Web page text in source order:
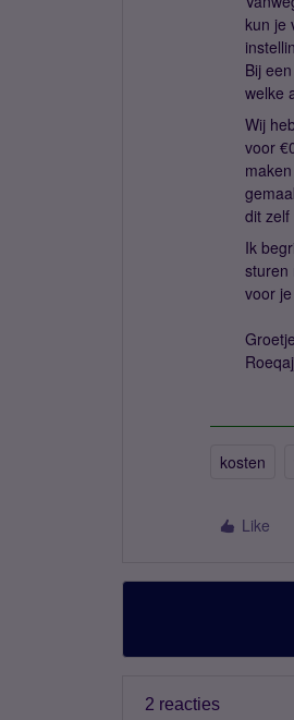
kun je
Bij
welke
Wij
voor
dit zelf
Ik
sturen
voor
kosten
Like
2 reacties